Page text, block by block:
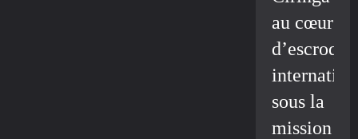
au cœur
sous la
mission